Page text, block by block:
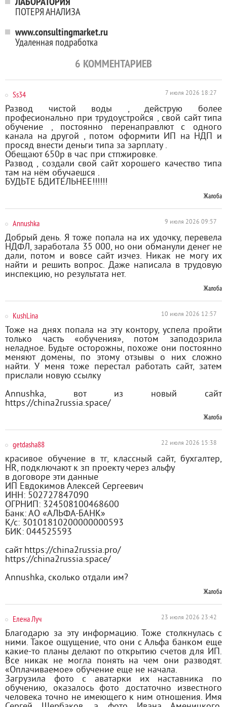
ПОТЕРЯ АНАЛИЗА
www.consultingmarket.ru
Удаленная подработка
6 КОММЕНТАРИЕВ
Ss34 7 июля 2026 18:27
Развод чистой воды , дейструю более
професионально при трудоустройся , свой сайт типа
обучение , постоянно перенаправлют с одного
канала на другой , потом оформити ИП на НДП и
просяд внести деньги типа за зарплату .
Обещают 650р в час при стпжировке.
Развод , создали свой сайт хорошего качество типа
там на нём обучаешся .
БУДЬТЕ БДИТЕЛЬНЕЕ!!!!!!
Жалоба
Annushka 9 июля 2026 09:57
Добрый день. Я тоже попала на их удочку, перевела
НДФЛ, заработала 35 000, но они обманули денег не
дали, потом и вовсе сайт изчез. Никак не могу их
найти и решить вопрос. Даже написала в трудовую
инспекцию, но результата нет.
Жалоба
KushLina 10 июля 2026 12:57
Тоже на днях попала на эту контору, успела пройти
только часть «обучения», потом заподозрила
неладное. Будьте осторожны, похоже они постоянно
меняют домены, по этому отзывы о них сложно
найти. У меня тоже перестал работать сайт, затем
прислали новую ссылку
Annushka, вот из новый сайт
https://china2russia.space/
Жалоба
getdasha88 22 июля 2026 15:38
красивое обучение в тг, классный сайт, бухгалтер,
HR, подключают к зп проекту через альфу
в договоре эти данные
ИП Евдокимов Алексей Сергеевич
ИНН: 502727847090
ОГРНИП: 324508100468600
Банк: АО «АЛЬФА-БАНК»
К/с: 30101810200000000593
БИК: 044525593
сайт https://china2russia.pro/
https://china2russia.space/
Annushka, сколько отдали им?
Жалоба
Елена Луч 23 июля 2026 23:42
Благодарю за эту информацию. Тоже столкнулась с
ними. Такое ощущение, что они с Альфа банком еще
какие-то планы делают по открытию счетов для ИП.
Все никак не могла понять на чем они разводят.
«Оплачиваемое» обучение еще не начала.
Загрузила фото с аватарки их наставника по
обучению, оказалось фото достаточно известного
человека точно не имеющего к ним отношения. Имя